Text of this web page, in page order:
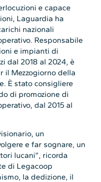
e capace
Laguardia ha
nazionali
Responsabile
e impianti di
dal 2018 al 2024, è
il Mezzogiorno della
È stato consigliere
di promozione di
dal 2015 al
un
e far sognare, un
lucani”, ricorda
di Legacoop
la dedizione, il